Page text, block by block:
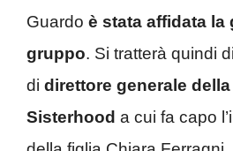
Guardo è stata affidata la
gruppo. Si tratterà quindi
di direttore generale
Sisterhood a cui fa capo